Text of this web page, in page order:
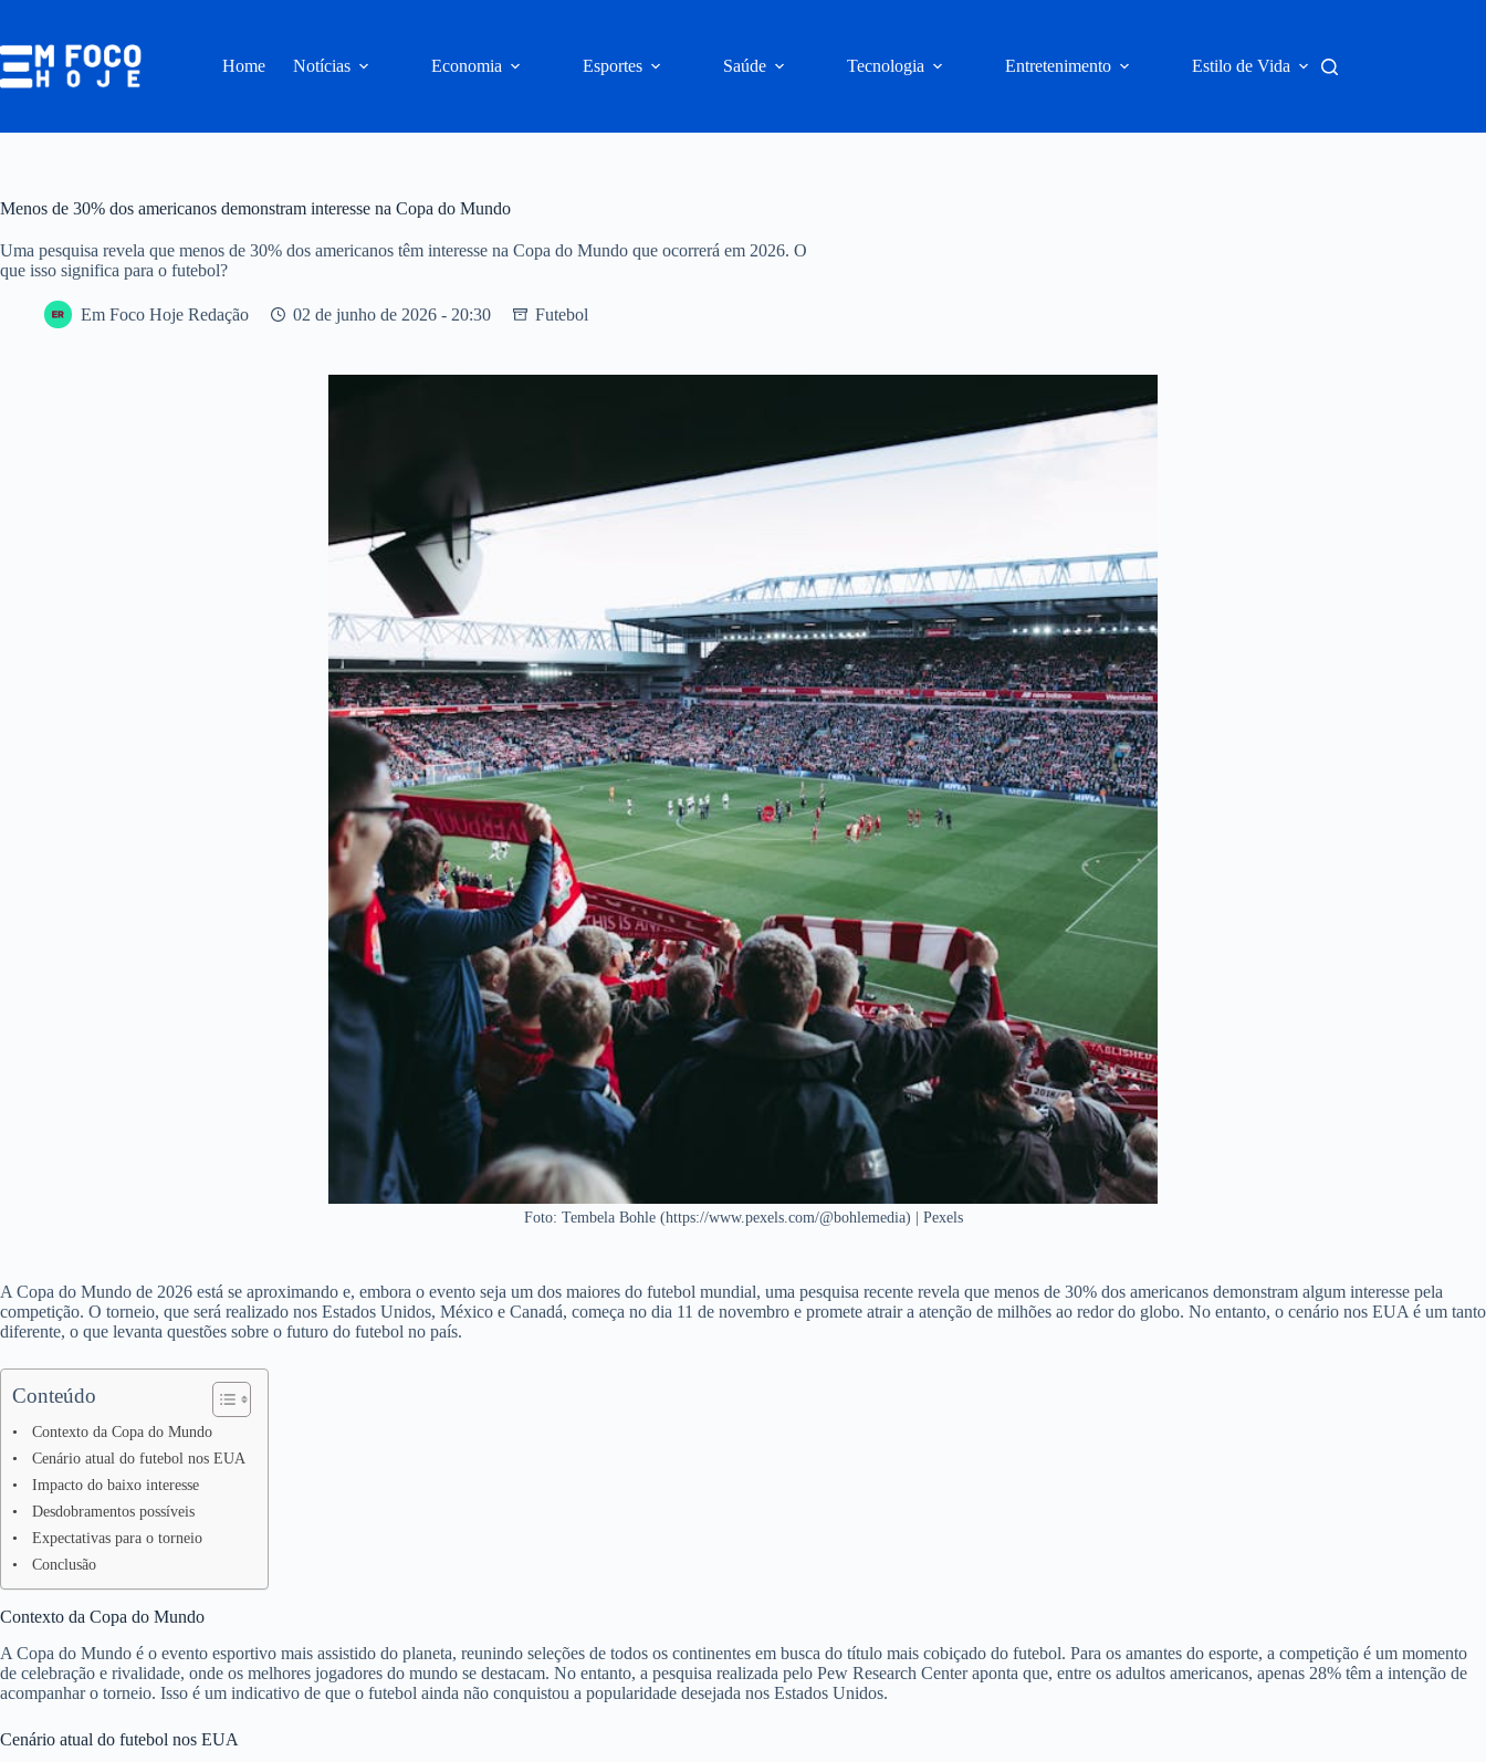
o
conteúdo
Home Notícias Economia Esportes Saúde Tecnologia Entretenimento Estilo de Vida
Menos de 30% dos americanos demonstram interesse na Copa do Mundo
Uma pesquisa revela que menos de 30% dos americanos têm interesse na Copa do Mundo que ocorrerá em 2026. O
que isso significa para o futebol?
Em Foco Hoje Redação 02 de junho de 2026 - 20:30 Futebol
Foto: Tembela Bohle (https://www.pexels.com/@bohlemedia) | Pexels
A Copa do Mundo de 2026 está se aproximando e, embora o evento seja um dos maiores do futebol mundial, uma pesquisa recente revela que menos de 30% dos americanos demonstram algum interesse pela
competição. O torneio, que será realizado nos Estados Unidos, México e Canadá, começa no dia 11 de novembro e promete atrair a atenção de milhões ao redor do globo. No entanto, o cenário nos EUA é um tanto
diferente, o que levanta questões sobre o futuro do futebol no país.
Conteúdo
Contexto da Copa do Mundo
Cenário atual do futebol nos EUA
Impacto do baixo interesse
Desdobramentos possíveis
Expectativas para o torneio
Conclusão
Contexto da Copa do Mundo
A Copa do Mundo é o evento esportivo mais assistido do planeta, reunindo seleções de todos os continentes em busca do título mais cobiçado do futebol. Para os amantes do esporte, a competição é um momento
de celebração e rivalidade, onde os melhores jogadores do mundo se destacam. No entanto, a pesquisa realizada pelo Pew Research Center aponta que, entre os adultos americanos, apenas 28% têm a intenção de
acompanhar o torneio. Isso é um indicativo de que o futebol ainda não conquistou a popularidade desejada nos Estados Unidos.
Cenário atual do futebol nos EUA